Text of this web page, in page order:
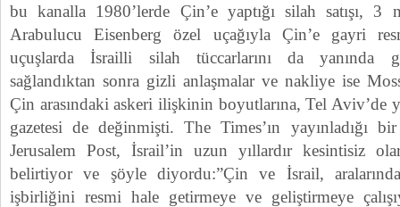
bu kanalla 1980’lerde Çin’e yaptığı silah satışı, 3
Arabulucu Eisenberg özel uçağıyla Çin’e gayri
uçuşlarda İsrailli silah tüccarlarını da yanında
sağlandıktan sonra gizli anlaşmalar ve nakliye ise
Çin arasındaki askeri ilişkinin boyutlarına, Tel Aviv’de
gazetesi de değinmişti. The Times’ın yayınladığı
Jerusalem Post, İsrail’in uzun yıllardır kesintisiz
belirtiyor ve şöyle diyordu:”Çin ve İsrail,
işbirliğini resmi hale getirmeye ve geliştirmeye